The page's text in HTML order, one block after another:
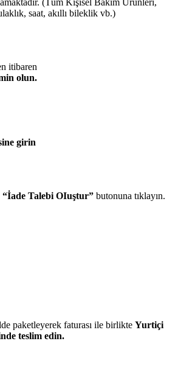
(Tüm Kişisel Bakım Ürünleri,
saat, akıllı bileklik vb.)
itibaren
olun.
girin
“İade Talebi OIuştur” butonuna tıklayın.
paketleyerek faturası ile birlikte Yurtiçi
teslim edin.